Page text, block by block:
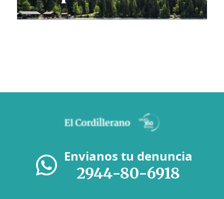
Envianos tu denuncia
2944-80-6918